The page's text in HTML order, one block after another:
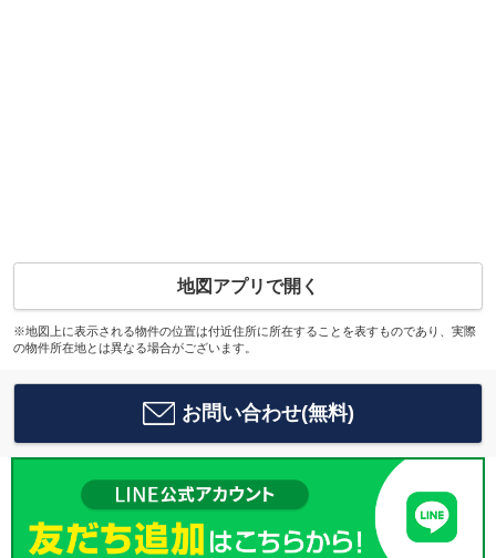
地図アプリで開く
※地図上に表示される物件の位置は付近住所に所在することを表すものであり、実際
の物件所在地とは異なる場合がございます。
お問い合わせ(無料)